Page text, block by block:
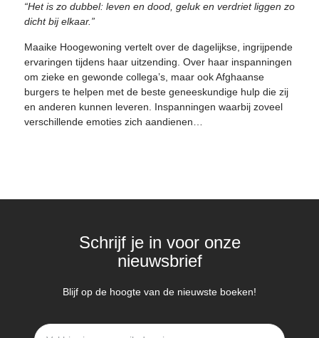
“Het is zo dubbel: leven en dood, geluk en verdriet liggen zo
dicht bij elkaar.”
Maaike Hoogewoning vertelt over de dagelijkse, ingrijpende
ervaringen tijdens haar uitzending. Over haar inspanningen
om zieke en gewonde collega’s, maar ook Afghaanse
burgers te helpen met de beste geneeskundige hulp die zij
en anderen kunnen leveren. Inspanningen waarbij zoveel
verschillende emoties zich aandienen…
Schrijf je in voor onze
nieuwsbrief
Blijf op de hoogte van de nieuwste boeken!